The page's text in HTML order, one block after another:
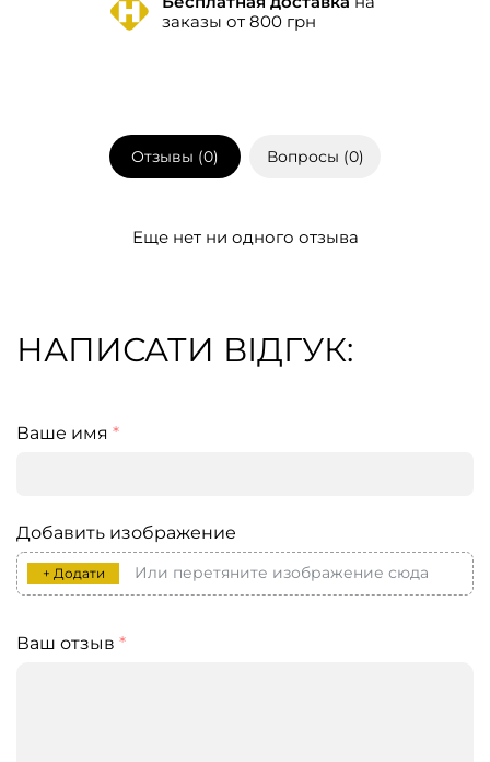
заказы от 800 грн
Отзывы (0) Вопросы (0)
Еще нет ни одного отзыва
НАПИСАТИ ВІДГУК:
Ваше имя *
Добавить изображение
+ Додати Или перетяните изображение сюда
Ваш отзыв *